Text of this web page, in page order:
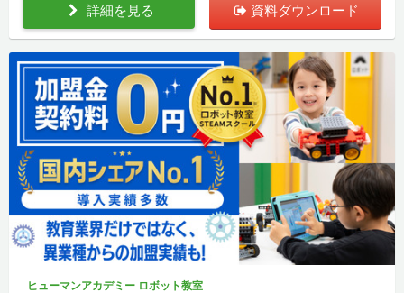
詳細を見る 資料ダウンロード
ヒューマンアカデミー ロボット教室